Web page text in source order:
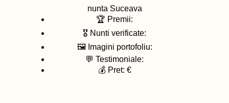
nunta Suceava
🏆 Premii:
🎖️ Nunti verificate:
🖼️ Imagini portofoliu:
💬 Testimoniale:
💰 Pret: €